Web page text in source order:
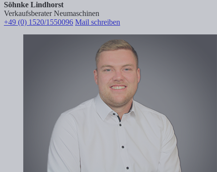
Söhnke Lindhorst
Verkaufsberater Neumaschinen
+49 (0) 1520/1550096 Mail schreiben